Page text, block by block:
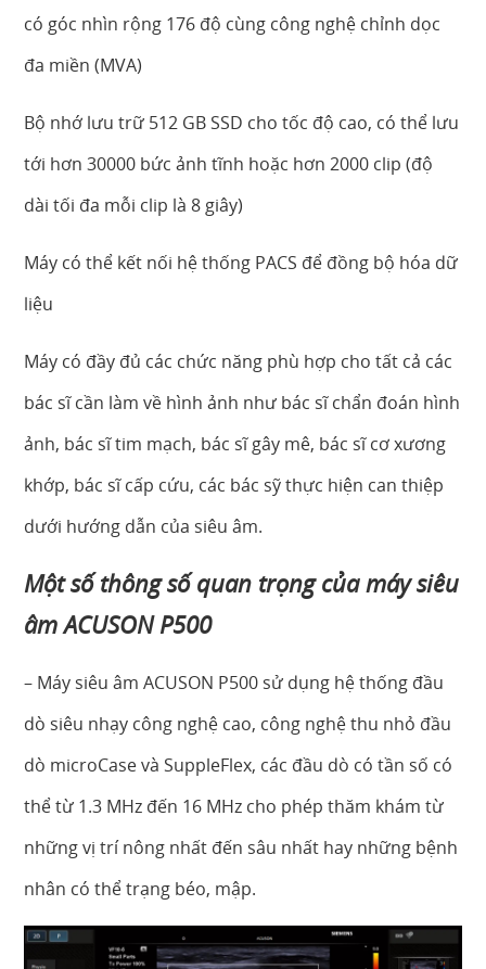
có góc nhìn rộng 176 độ cùng công nghệ chỉnh dọc
đa miền (MVA)
Bộ nhớ lưu trữ 512 GB SSD cho tốc độ cao, có thể lưu
tới hơn 30000 bức ảnh tĩnh hoặc hơn 2000 clip (độ
dài tối đa mỗi clip là 8 giây)
Máy có thể kết nối hệ thống PACS để đồng bộ hóa dữ
liệu
Máy có đầy đủ các chức năng phù hợp cho tất cả các
bác sĩ cần làm về hình ảnh như bác sĩ chẩn đoán hình
ảnh, bác sĩ tim mạch, bác sĩ gây mê, bác sĩ cơ xương
khớp, bác sĩ cấp cứu, các bác sỹ thực hiện can thiệp
dưới hướng dẫn của siêu âm.
Một số thông số quan trọng của máy siêu
âm ACUSON P500
– Máy siêu âm ACUSON P500 sử dụng hệ thống đầu
dò siêu nhạy công nghệ cao, công nghệ thu nhỏ đầu
dò microCase và SuppleFlex, các đầu dò có tần số có
thể từ 1.3 MHz đến 16 MHz cho phép thăm khám từ
những vị trí nông nhất đến sâu nhất hay những bệnh
nhân có thể trạng béo, mập.